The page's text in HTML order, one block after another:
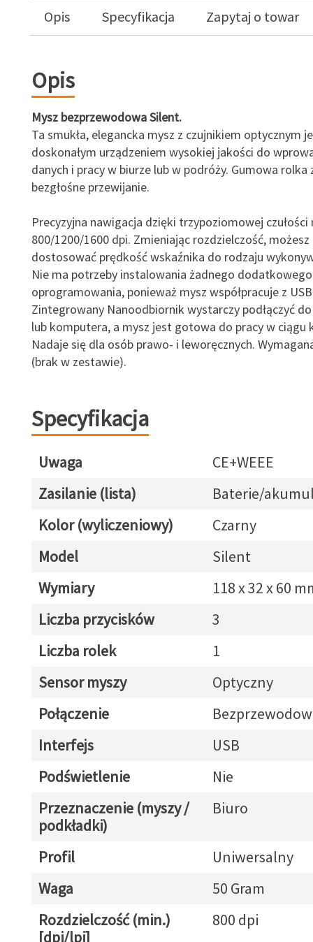
Opis Specyfikacja Zapytaj o towar
Opis
Mysz bezprzewodowa Silent.
Ta smukła, elegancka mysz z czujnikiem optycznym
doskonałym urządzeniem wysokiej jakości do
danych i pracy w biurze lub w podróży. Gumowa rolka
bezgłośne przewijanie.
Precyzyjna nawigacja dzięki trzypoziomowej czułości
800/1200/1600 dpi. Zmieniając rozdzielczość,
dostosować prędkość wskaźnika do rodzaju
Nie ma potrzeby instalowania żadnego dodatkowego
oprogramowania, ponieważ mysz współpracuje z
Zintegrowany Nanoodbiornik wystarczy podłączyć
lub komputera, a mysz jest gotowa do pracy w ciągu
Nadaje się dla osób prawo- i leworęcznych.
(brak w zestawie).
Specyfikacja
Uwaga
CE+WEEE
Zasilanie (lista)
Baterie/
Kolor (wyliczeniowy)
Czarny
Model
Silent
Wymiary
118 x 32 x 60
Liczba przycisków
3
Liczba rolek
1
Sensor myszy
Optyczny
Połączenie
Interfejs
USB
Podświetlenie
Nie
Przeznaczenie (myszy /
podkładki)
Biuro
Profil
Uniwersalny
Waga
50 Gram
Rozdzielczość (min.)
[dpi/lpi]
800 dpi